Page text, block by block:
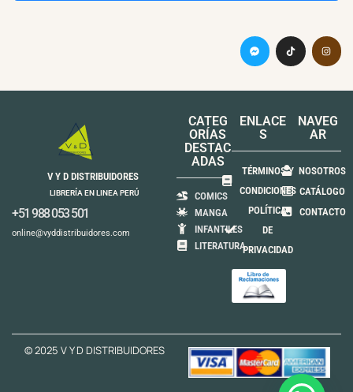
V Y D DISTRIBUIDORES
LIBRERÍA EN LINEA PERÚ
+51 988 053 501
online@vyddistribuidores.com
CATEG
ORÍAS
DESTAC
ADAS
COMICS
MANGA
INFANTILES
LITERATURA
ENLACE
S
TÉRMINOS Y
CONDICIONES
POLÍTICA
DE
PRIVACIDAD
NAVEG
AR
NOSOTROS
CATÁLOGO
CONTACTO
© 2025 V Y D DISTRIBUIDORES